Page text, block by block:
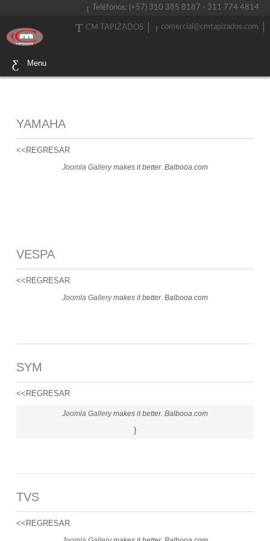
Teléfonos: (+57) 310 385 8187 - 311 774 4814
comercial@cmtapizados.com
CM TAPIZADOS
Menu
YAMAHA
<<REGRESAR
Joomla Gallerymakes it better. Balbooa.com
VESPA
<<REGRESAR
Joomla Gallerymakes it better. Balbooa.com
SYM
<<REGRESAR
Joomla Gallerymakes it better. Balbooa.com
}
TVS
<<REGRESAR